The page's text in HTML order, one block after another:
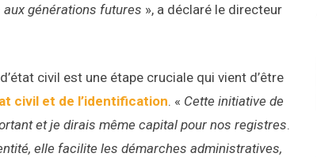
générations futures », a déclaré le directeur
civil est une étape cruciale qui vient d’être
civil et de l’identification. « Cette initiative de
et je dirais même capital pour nos registres.
elle facilite les démarches administratives,